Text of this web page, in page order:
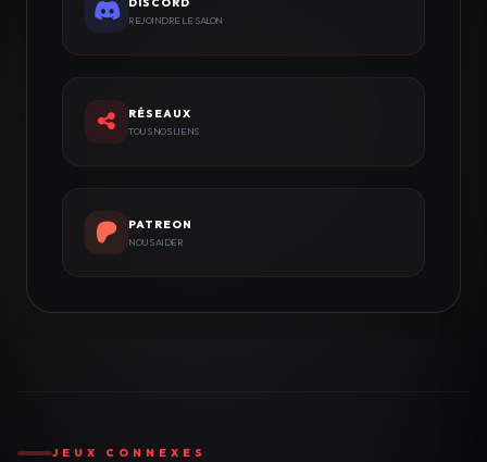
REJOINDRE LE SALON
RÉSEAUX
TOUS NOS LIENS
PATREON
NOUS AIDER
JEUX CONNEXES